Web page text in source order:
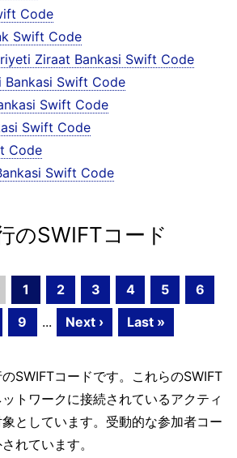
Code
Swift Code
Ziraat Bankasi Swift Code
Bankasi Swift Code
Swift Code
Swift Code
Code
Swift Code
のSWIFTコード
1 2 3 4 5
6
9 ... Next › Last »
SWIFTコードです。これらのSWIFT
トワークに接続されているアクティ
としています。受動的な参加者コー
れています。